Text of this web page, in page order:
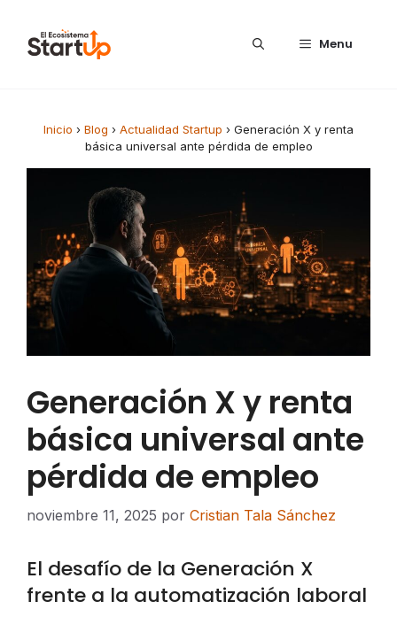
Menu
Inicio › Blog › Actualidad Startup › Generación X y renta
básica universal ante pérdida de empleo
Generación X y renta
básica universal ante
pérdida de empleo
noviembre 11, 2025 por Cristian Tala Sánchez
El desafío de la Generación X
frente a la automatización laboral